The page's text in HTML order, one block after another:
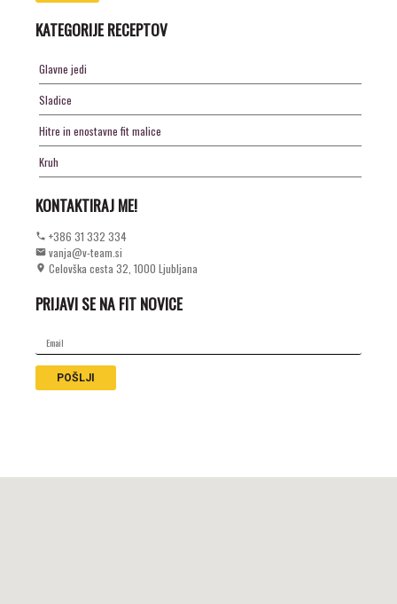
KATEGORIJE RECEPTOV
Glavne jedi
Sladice
Hitre in enostavne fit malice
Kruh
KONTAKTIRAJ ME!
+386 31 332 334
vanja@v-team.si
Celovška cesta 32, 1000 Ljubljana
PRIJAVI SE NA FIT NOVICE